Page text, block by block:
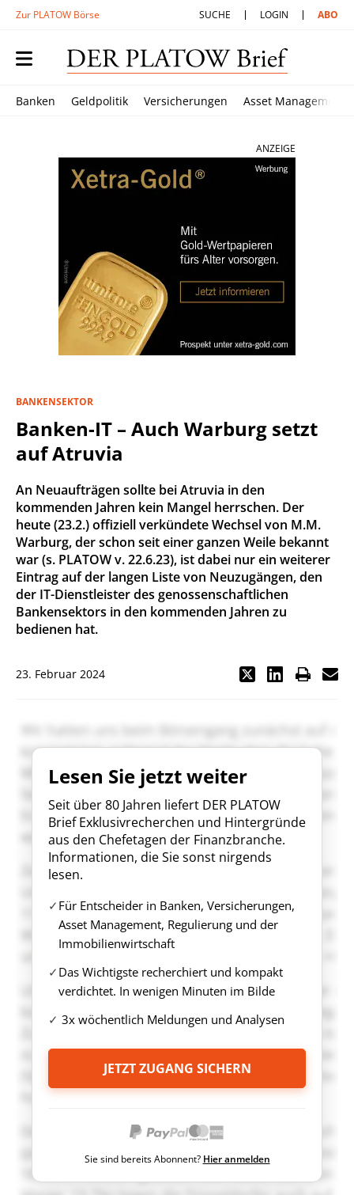
Zur PLATOW Börse SUCHE LOGIN ABO
Banken Geldpolitik Versicherungen Asset Management
ANZEIGE
BANKENSEKTOR
Banken-IT – Auch Warburg setzt
auf Atruvia
An Neuaufträgen sollte bei Atruvia in den
kommenden Jahren kein Mangel herrschen. Der
heute (23.2.) offiziell verkündete Wechsel von M.M.
Warburg, der schon seit einer ganzen Weile bekannt
war (s. PLATOW v. 22.6.23), ist dabei nur ein weiterer
Eintrag auf der langen Liste von Neuzugängen, den
der IT-Dienstleister des genossenschaftlichen
Bankensektors in den kommenden Jahren zu
bedienen hat.
23. Februar 2024
Lesen Sie jetzt weiter
Seit über 80 Jahren liefert DER PLATOW
Brief Exklusivrecherchen und Hintergründe
aus den Chefetagen der Finanzbranche.
Informationen, die Sie sonst nirgends
lesen.
Für Entscheider in Banken, Versicherungen,
Asset Management, Regulierung und der
Immobilienwirtschaft
Das Wichtigste recherchiert und kompakt
verdichtet. In wenigen Minuten im Bilde
3x wöchentlich Meldungen und Analysen
JETZT ZUGANG SICHERN
Sie sind bereits Abonnent? Hier anmelden